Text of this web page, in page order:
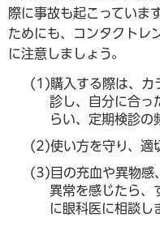
際に事故も起こっていま
ためにも、コンタクトレ
に注意しましょう。
(1)購入する際は、カ
診し、自分に合っ
らい、定期検診の
(2)使い方を守り、適
(3)目の充血や異物感
異常を感じたら、
に眼科医に相談し